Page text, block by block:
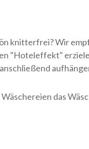
knitterfrei? Wir
"Hoteleffekt"
das